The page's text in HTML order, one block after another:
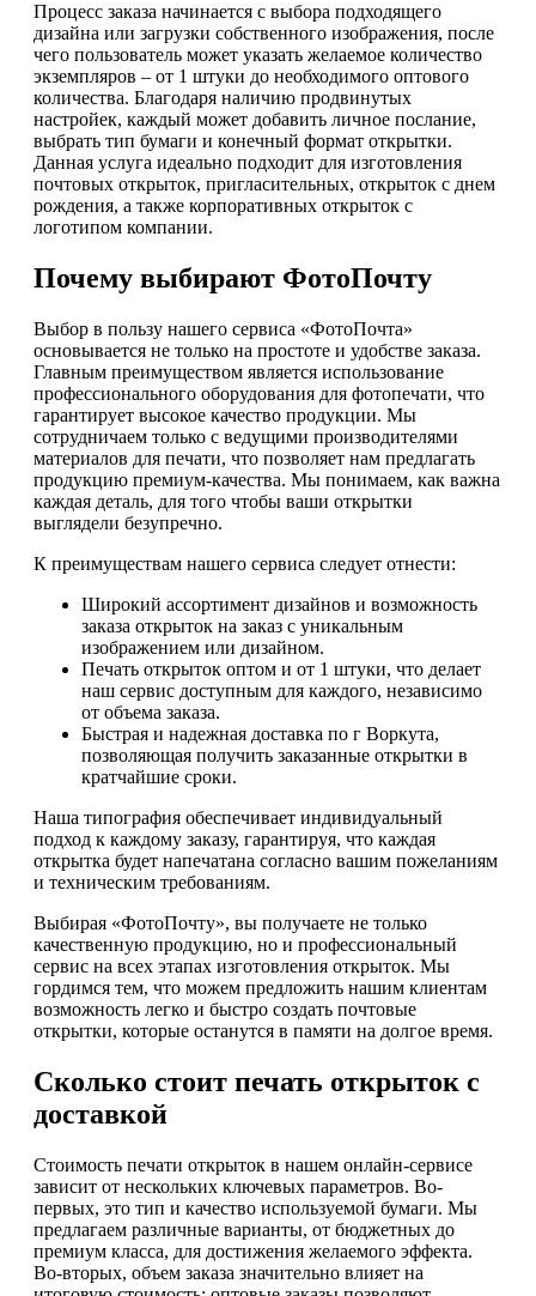
Процесс заказа начинается с выбора подходящего
дизайна или загрузки собственного изображения, после
чего пользователь может указать желаемое количество
экземпляров – от 1 штуки до необходимого оптового
количества. Благодаря наличию продвинутых
настройек, каждый может добавить личное послание,
выбрать тип бумаги и конечный формат открытки.
Данная услуга идеально подходит для изготовления
почтовых открыток, пригласительных, открыток с днем
рождения, а также корпоративных открыток с
логотипом компании.
Почему выбирают ФотоПочту
Выбор в пользу нашего сервиса «ФотоПочта»
основывается не только на простоте и удобстве заказа.
Главным преимуществом является использование
профессионального оборудования для фотопечати, что
гарантирует высокое качество продукции. Мы
сотрудничаем только с ведущими производителями
материалов для печати, что позволяет нам предлагать
продукцию премиум-качества. Мы понимаем, как важна
каждая деталь, для того чтобы ваши открытки
выглядели безупречно.
К преимуществам нашего сервиса следует отнести:
Широкий ассортимент дизайнов и возможность
заказа открыток на заказ с уникальным
изображением или дизайном.
Печать открыток оптом и от 1 штуки, что делает
наш сервис доступным для каждого, независимо
от объема заказа.
Быстрая и надежная доставка по г Воркута,
позволяющая получить заказанные открытки в
кратчайшие сроки.
Наша типография обеспечивает индивидуальный
подход к каждому заказу, гарантируя, что каждая
открытка будет напечатана согласно вашим пожеланиям
и техническим требованиям.
Выбирая «ФотоПочту», вы получаете не только
качественную продукцию, но и профессиональный
сервис на всех этапах изготовления открыток. Мы
гордимся тем, что можем предложить нашим клиентам
возможность легко и быстро создать почтовые
открытки, которые останутся в памяти на долгое время.
Сколько стоит печать открыток с
доставкой
Стоимость печати открыток в нашем онлайн-сервисе
зависит от нескольких ключевых параметров. Во-
первых, это тип и качество используемой бумаги. Мы
предлагаем различные варианты, от бюджетных до
премиум класса, для достижения желаемого эффекта.
Во-вторых, объем заказа значительно влияет на